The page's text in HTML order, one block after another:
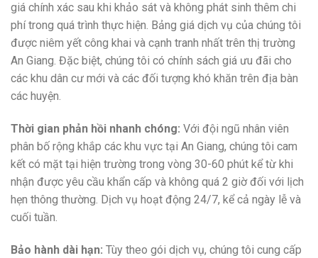
giá chính xác sau khi khảo sát và không phát sinh thêm chi
phí trong quá trình thực hiện. Bảng giá dịch vụ của chúng tôi
được niêm yết công khai và cạnh tranh nhất trên thị trường
An Giang. Đặc biệt, chúng tôi có chính sách giá ưu đãi cho
các khu dân cư mới và các đối tượng khó khăn trên địa bàn
các huyện.
Thời gian phản hồi nhanh chóng: Với đội ngũ nhân viên
phân bố rộng khắp các khu vực tại An Giang, chúng tôi cam
kết có mặt tại hiện trường trong vòng 30-60 phút kể từ khi
nhận được yêu cầu khẩn cấp và không quá 2 giờ đối với lịch
hẹn thông thường. Dịch vụ hoạt động 24/7, kể cả ngày lễ và
cuối tuần.
Bảo hành dài hạn: Tùy theo gói dịch vụ, chúng tôi cung cấp